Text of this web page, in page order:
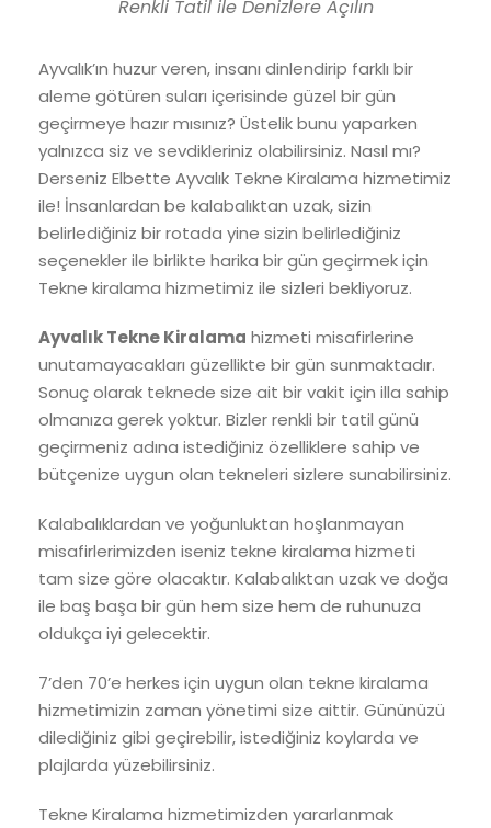
Renkli Tatil ile Denizlere Açılın
Ayvalık’ın huzur veren, insanı dinlendirip farklı bir
aleme götüren suları içerisinde güzel bir gün
geçirmeye hazır mısınız? Üstelik bunu yaparken
yalnızca siz ve sevdikleriniz olabilirsiniz. Nasıl mı?
Derseniz Elbette Ayvalık Tekne Kiralama hizmetimiz
ile! İnsanlardan be kalabalıktan uzak, sizin
belirlediğiniz bir rotada yine sizin belirlediğiniz
seçenekler ile birlikte harika bir gün geçirmek için
Tekne kiralama hizmetimiz ile sizleri bekliyoruz.
Ayvalık Tekne Kiralama hizmeti misafirlerine
unutamayacakları güzellikte bir gün sunmaktadır.
Sonuç olarak teknede size ait bir vakit için illa sahip
olmanıza gerek yoktur. Bizler renkli bir tatil günü
geçirmeniz adına istediğiniz özelliklere sahip ve
bütçenize uygun olan tekneleri sizlere sunabilirsiniz.
Kalabalıklardan ve yoğunluktan hoşlanmayan
misafirlerimizden iseniz tekne kiralama hizmeti
tam size göre olacaktır. Kalabalıktan uzak ve doğa
ile baş başa bir gün hem size hem de ruhunuza
oldukça iyi gelecektir.
7’den 70’e herkes için uygun olan tekne kiralama
hizmetimizin zaman yönetimi size aittir. Gününüzü
dilediğiniz gibi geçirebilir, istediğiniz koylarda ve
plajlarda yüzebilirsiniz.
Tekne Kiralama hizmetimizden yararlanmak